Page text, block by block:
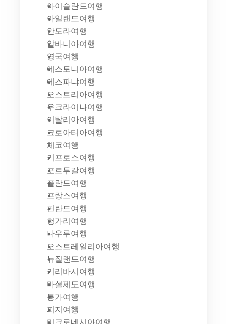
아이슬란드여행
아일랜드여행
안도라여행
알바니아여행
영국여행
에스토니아여행
에스파냐여행
오스트리아여행
우크라이나여행
이탈리아여행
크로아티아여행
체코여행
키프로스여행
포르투갈여행
폴란드여행
프랑스여행
핀란드여행
헝가리여행
나우루여행
오스트레일리아여행
뉴질랜드여행
키리바시여행
마셜제도여행
통가여행
피지여행
미크로네시아여행